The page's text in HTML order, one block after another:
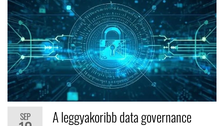
SEP
A leggyakoribb data governance